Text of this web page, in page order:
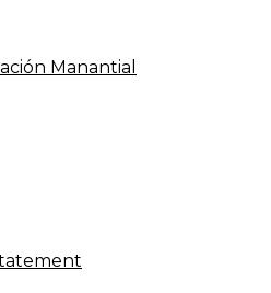
Manantial